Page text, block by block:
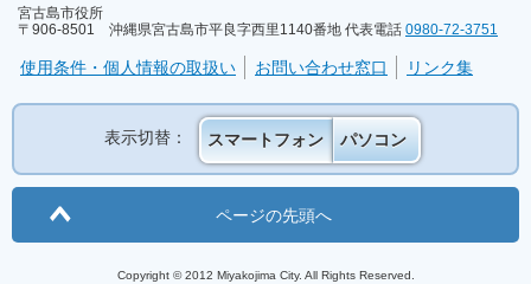
宮古島市役所
〒906-8501 沖縄県宮古島市平良字西里1140番地 代表電話 0980-72-3751
使用条件・個人情報の取扱い お問い合わせ窓口 リンク集
表示切替： スマートフォン パソコン
ページの先頭へ
Copyright © 2012 Miyakojima City. All Rights Reserved.